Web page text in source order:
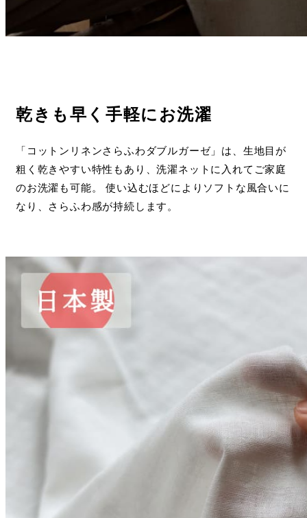
乾きも早く手軽にお洗濯
「コットンリネンさらふわダブルガーゼ」は、生地目が
粗く乾きやすい特性もあり、洗濯ネットに入れてご家庭
のお洗濯も可能。 使い込むほどによりソフトな風合いに
なり、さらふわ感が持続します。